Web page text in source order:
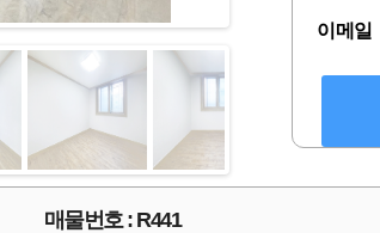
이메일
매물번호 : R441